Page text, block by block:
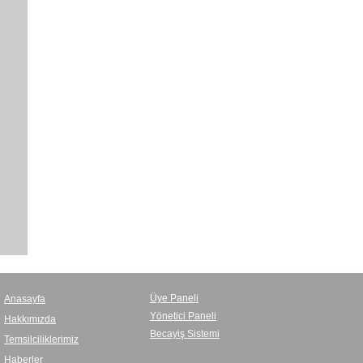
Anasayfa
Hakkımızda
Temsilciliklerimiz
Haberler
Üye Paneli
Yönetici Paneli
Becayiş Sistemi